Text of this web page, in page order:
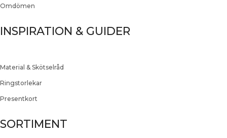
Omdömen
INSPIRATION & GUIDER
Material & Skötselråd
Ringstorlekar
Presentkort
SORTIMENT